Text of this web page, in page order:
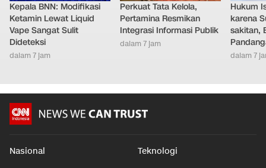
Kepala BNN: Modifikasi
Ketamin Lewat Liquid
Vape Sangat Sulit
Dideteksi
dalam 7 jam
Perkuat Tata Kelola,
Pertamina Resmikan
Integrasi Informasi Publik
dalam 7 jam
Hukum
karena
sakitan,
dalam 7
Nasional Teknologi